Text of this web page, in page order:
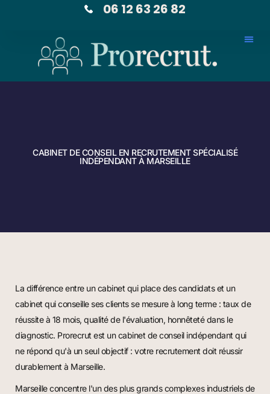
06 12 63 26 82
CABINET DE CONSEIL EN RECRUTEMENT SPÉCIALISÉ
INDÉPENDANT À MARSEILLE
La différence entre un cabinet qui place des candidats et un
cabinet qui conseille ses clients se mesure à long terme : taux de
réussite à 18 mois, qualité de l'évaluation, honnêteté dans le
diagnostic. Prorecrut est un cabinet de conseil indépendant qui
ne répond qu'à un seul objectif : votre recrutement doit réussir
durablement à Marseille.
Marseille concentre l'un des plus grands complexes industriels de